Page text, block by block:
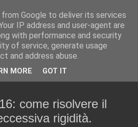
come risolvere il
rigidità.
Google to deliver its services
IP address and user-agent are
with performance and security
of service, generate usage
and address abuse.
MORE GOT IT